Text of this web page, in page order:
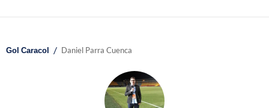
Gol Caracol / Daniel Parra Cuenca